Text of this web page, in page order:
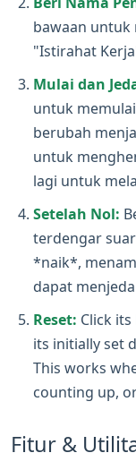
bawaan untuk
"Istirahat
Mulai dan
untuk
berubah
untuk
lagi untuk
Setelah Nol:
terdengar
*naik*,
dapat
Reset: Click its
its initially set
This works
counting up,
Fitur &